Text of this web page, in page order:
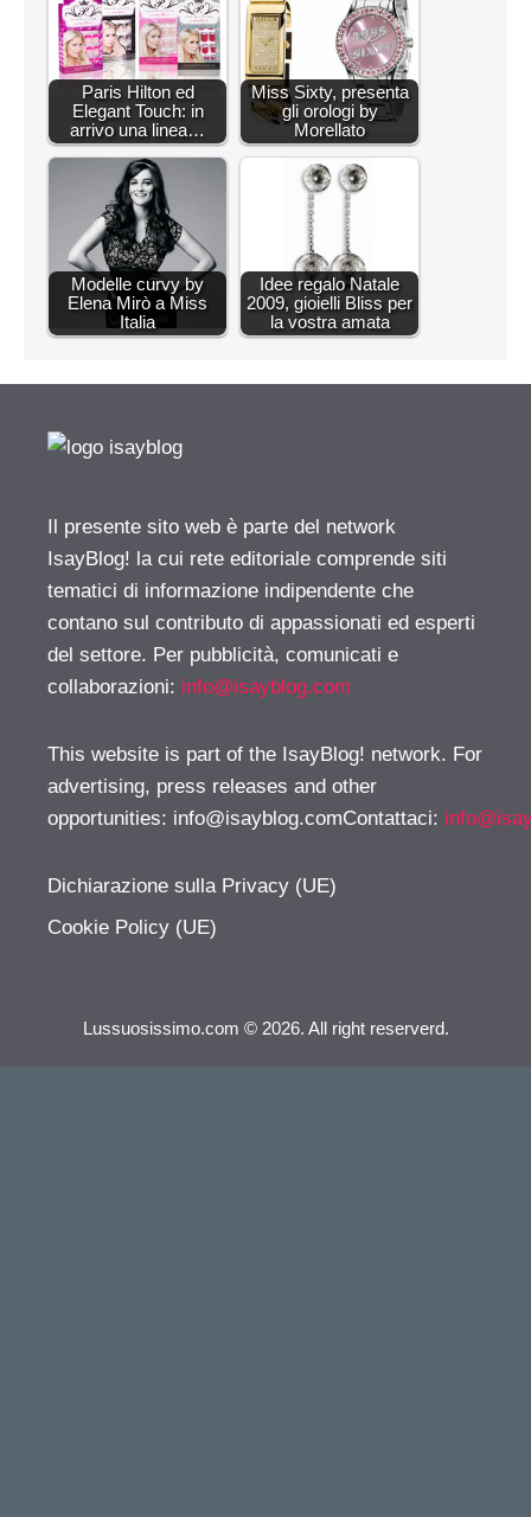
Paris Hilton ed
Elegant Touch: in
arrivo una linea…
Miss Sixty, presenta
gli orologi by
Morellato
Modelle curvy by
Elena Mirò a Miss
Italia
Idee regalo Natale
2009, gioielli Bliss per
la vostra amata
Il presente sito web è parte del network
IsayBlog! la cui rete editoriale comprende siti
tematici di informazione indipendente che
contano sul contributo di appassionati ed esperti
del settore. Per pubblicità, comunicati e
collaborazioni: info@isayblog.com
This website is part of the IsayBlog! network. For
advertising, press releases and other
opportunities: info@isayblog.comContattaci:
Dichiarazione sulla Privacy (UE)
Cookie Policy (UE)
Lussuosissimo.com © 2026. All right reserverd.